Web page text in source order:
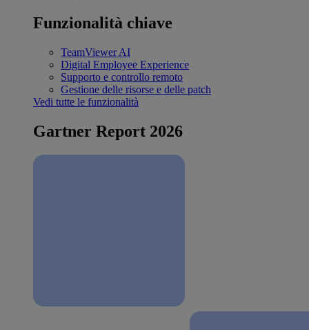
Funzionalità chiave
TeamViewer AI
Digital Employee Experience
Supporto e controllo remoto
Gestione delle risorse e delle patch
Vedi tutte le funzionalità
Gartner Report 2026